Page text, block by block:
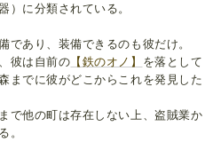
）に分類されている。
であり、装備できるのも彼だけ。
彼は自前の 【鉄のオノ】 を落として
までに彼がどこからこれを発見した
で他の町は存在しない上、盗賊業か
。